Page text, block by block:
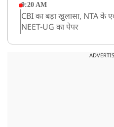
9:20 AM
CBI का बड़ा खुलासा, NTA के
NEET-UG का पेपर
उत्तराखंड: हरिद्वार में गंगा